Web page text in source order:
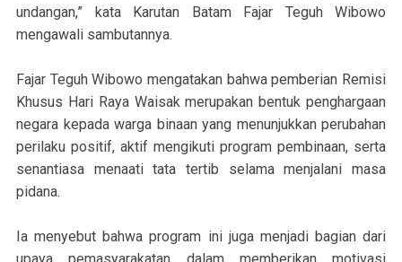
undangan,” kata Karutan Batam Fajar Teguh Wibowo
mengawali sambutannya.
Fajar Teguh Wibowo mengatakan bahwa pemberian Remisi
Khusus Hari Raya Waisak merupakan bentuk penghargaan
negara kepada warga binaan yang menunjukkan perubahan
perilaku positif, aktif mengikuti program pembinaan, serta
senantiasa menaati tata tertib selama menjalani masa
pidana.
Ia menyebut bahwa program ini juga menjadi bagian dari